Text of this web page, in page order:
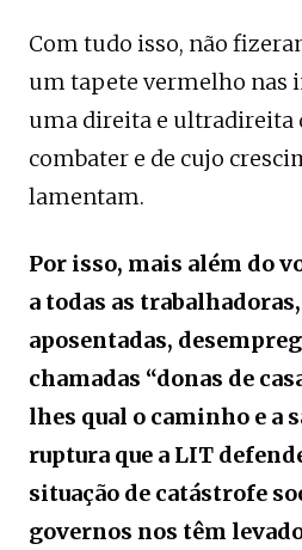
Com tudo isso, não
um tapete vermelho nas
uma direita e ultradireita
combater e de cujo
lamentam.
Por isso, mais além do
a todas as
aposentadas,
chamadas “donas de
lhes qual o caminho e a
ruptura que a LIT
situação de catástrofe
governos nos têm